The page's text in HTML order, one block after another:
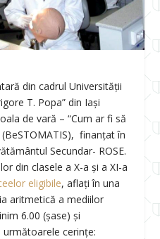
din cadrul Universității
T. Popa” din Iași
de vară – “Cum ar fi să
(BeSTOMATIS), finanțat în
Secundar- ROSE.
din clasele a X-a și a XI-a
eligibile, aflați în una
aritmetică a mediilor
6.00 (șase) și
următoarele cerințe: